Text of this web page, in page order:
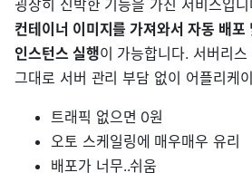
굉장히 신박한 기능을 가진 서비스입
컨테이너 이미지를 가져와서 자동 배포
인스턴스 실행이 가능합니다. 서버리
그대로 서버 관리 부담 없이 어플리케
트래픽 없으면 0원
오토 스케일링에 매우매우 유리
배포가 너무..쉬움